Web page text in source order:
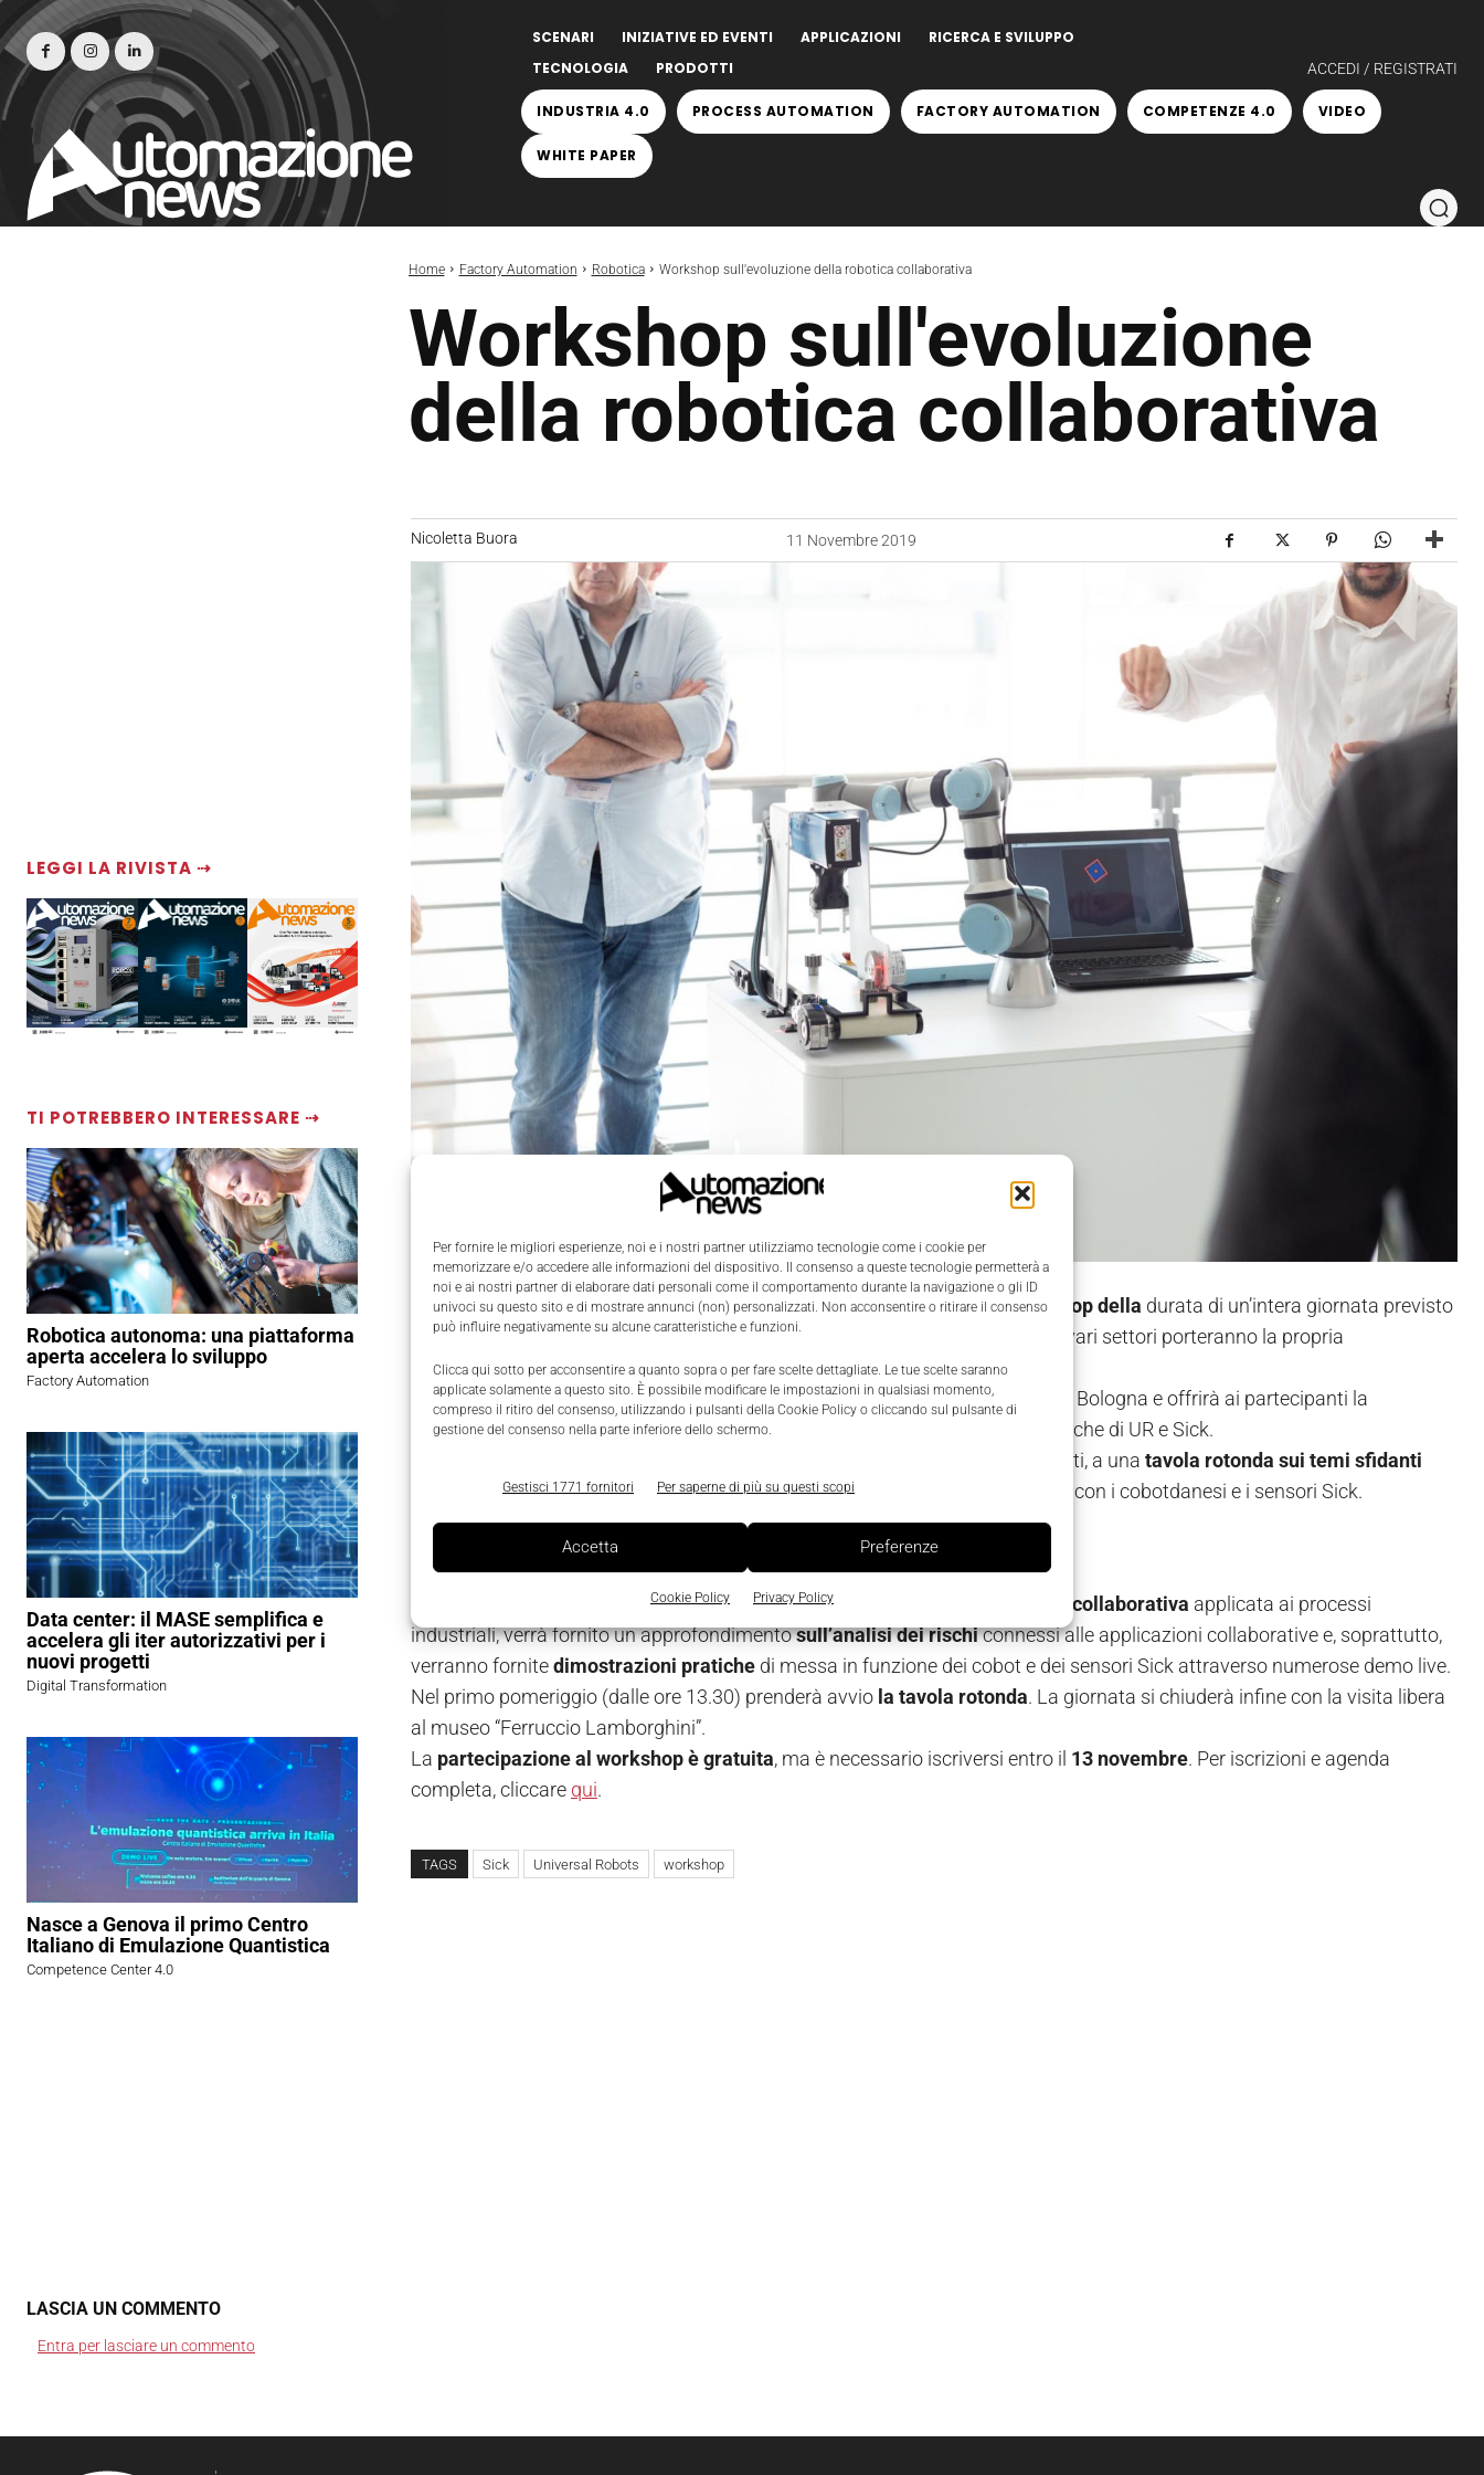
Per fornire le migliori esperienze, noi e i nostri partner utilizziamo tecnologie come i cookie per
memorizzare e/o accedere alle informazioni del dispositivo. Il consenso a queste tecnologie permetterà a
noi e ai nostri partner di elaborare dati personali come il comportamento durante la navigazione o gli ID
univoci su questo sito e di mostrare annunci (non) personalizzati. Non acconsentire o ritirare il consenso
può influire negativamente su alcune caratteristiche e funzioni.
Clicca qui sotto per acconsentire a quanto sopra o per fare scelte dettagliate. Le tue scelte saranno
applicate solamente a questo sito. È possibile modificare le impostazioni in qualsiasi momento,
compreso il ritiro del consenso, utilizzando i pulsanti della Cookie Policy o cliccando sul pulsante di
gestione del consenso nella parte inferiore dello schermo.
Gestisci 1771 fornitori Per saperne di più su questi scopi
Accetta Preferenze
Cookie Policy Privacy Policy
SCENARI INIZIATIVE ED EVENTI APPLICAZIONI
RICERCA E SVILUPPO
TECNOLOGIA
PRODOTTI ACCEDI / REGISTRATI
INDUSTRIA 4.0 PROCESS AUTOMATION FACTORY AUTOMATION COMPETENZE 4.0 VIDEO
WHITE PAPER
Home Factory Automation Robotica Workshop sull'evoluzione della robotica collaborativa
Workshop sull'evoluzione
della robotica collaborativa
LEGGI LA RIVISTA ⇢
TI POTREBBERO INTERESSARE ⇢
Robotica autonoma: una piattaforma
aperta accelera lo sviluppo
Factory Automation
Data center: il MASE semplifica e
accelera gli iter autorizzativi per i
nuovi progetti
Digital Transformation
Nasce a Genova il primo Centro
Italiano di Emulazione Quantistica
Competence Center 4.0
Nicoletta Buora 11 Novembre 2019
Universal Robotse il partner Sick,incontrano le imprese durante unworkshop della durata di un’intera giornata previsto
a Bologna il 19 novembre.Oltre agli organizzatori, aziende italiane leader di vari settori porteranno la propria
testimonianza di applicazioni con i cobot UR e i sensori Sick.
L'evento si terrà nella splendida cornice del museo “Ferruccio Lamborghini” di Bologna e offrirà ai partecipanti la
possibilità di confrontarsi con aziende che hanno scelto le soluzioni tecnologiche di UR e Sick.
Alcuni dei nomi più importanti della manifattura italiana parteciperanno, infatti, a una tavola rotonda sui temi sfidanti
dell’industria 4.0, portando la propria testimonianza applicativa e produttiva con i cobotdanesi e i sensori Sick.
Contenuti del workshop
Nel corso della giornata di lavoro verranno illustrati i vantaggi della robotica collaborativa applicata ai processi
industriali, verrà fornito un approfondimentosull’analisi dei rischiconnessi alle applicazioni collaborative e, soprattutto,
verranno fornitedimostrazioni pratiche di messa in funzione dei cobot e dei sensori Sick attraverso numerose demo live.
Nel primo pomeriggio (dalle ore 13.30) prenderà avvio la tavola rotonda. La giornata si chiuderà infine con la visita libera
al museo “Ferruccio Lamborghini”.
La partecipazione al workshop è gratuita, ma è necessario iscriversi entro il 13 novembre. Per iscrizioni e agenda
completa, cliccare qui.
TAGS Sick Universal Robots workshop
LASCIA UN COMMENTO
Entra per lasciare un commento